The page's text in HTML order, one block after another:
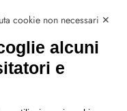
cookie non necessari ✕
alcuni
e